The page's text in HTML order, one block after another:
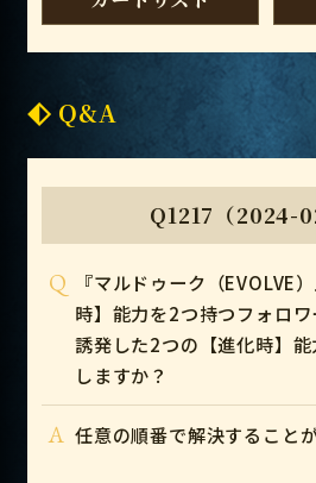
Q&A
Q1217（2024-
Q
『マルドゥーク（EVOLVE
時】能力を2つ持つフォロワ
誘発した2つの【進化時】
しますか？
A 任意の順番で解決することが